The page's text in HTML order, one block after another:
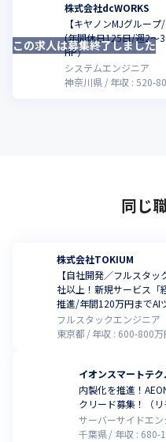
株式会社dcWORKS
【キヤノンMJグルー
(年間休日125日/週2～
HP）
システムエンジニア
神奈川県
年収 :520-
この求人は募集終了しました
同じ
株式会社TOKIUM
【自社開発／フルスタ
社以上！新規サービス「
推進/年間120万円までAI
フルスタックエンジニア
東京都
年収 : 600-800
イオンスマートテ
内製化を推進！
クリード募集！（リ
サーバーサイドエン
千葉県
年収 : 680-